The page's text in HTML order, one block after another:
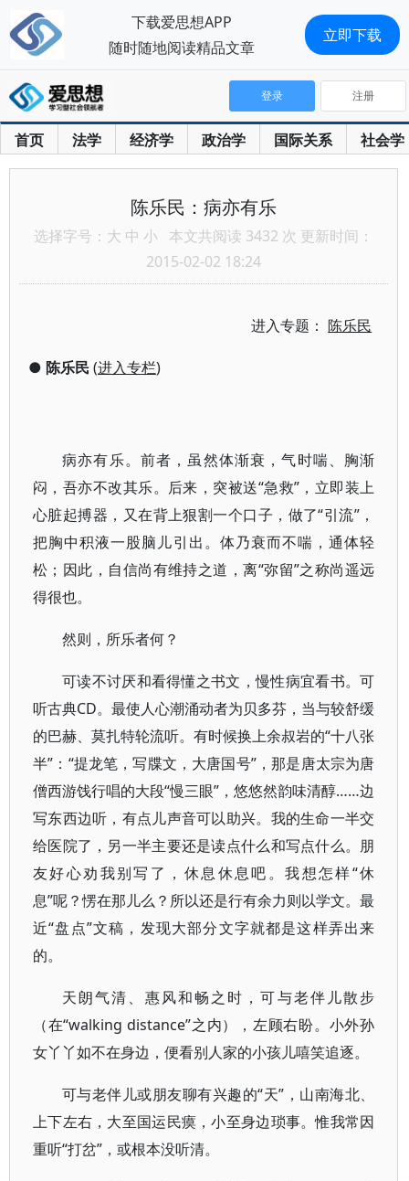
首页 法学 经济学 政治学 国际关系 社会学
登录 注册
陈乐民：病亦有乐
选择字号： 大 中 小 本文共阅读 3432 次 更新时间：
2015-02-02 18:24
进入专题：陈乐民
● 陈乐民(进入专栏)
病亦有乐。前者，虽然体渐衰，气时喘、胸渐
闷，吾亦不改其乐。后来，突被送“急救”，立即装上
心脏起搏器，又在背上狠割一个口子，做了“引流”，
把胸中积液一股脑儿引出。体乃衰而不喘，通体轻
松；因此，自信尚有维持之道，离“弥留”之称尚遥远
得很也。
然则，所乐者何？
可读不讨厌和看得懂之书文，慢性病宜看书。可
听古典CD。最使人心潮涌动者为贝多芬，当与较舒缓
的巴赫、莫扎特轮流听。有时候换上余叔岩的“十八张
半”：“提龙笔，写牒文，大唐国号”，那是唐太宗为唐
僧西游饯行唱的大段“慢三眼”，悠悠然韵味清醇……边
写东西边听，有点儿声音可以助兴。我的生命一半交
给医院了，另一半主要还是读点什么和写点什么。朋
友好心劝我别写了，休息休息吧。我想怎样“休
息”呢？愣在那儿么？所以还是行有余力则以学文。最
近“盘点”文稿，发现大部分文字就都是这样弄出来
的。
天朗气清、惠风和畅之时，可与老伴儿散步
（在“walking distance”之内），左顾右盼。小外孙
女丫丫如不在身边，便看别人家的小孩儿嘻笑追逐。
可与老伴儿或朋友聊有兴趣的“天”，山南海北、
上下左右，大至国运民瘼，小至身边琐事。惟我常因
重听“打岔”，或根本没听清。
下载爱思想APP
随时随地阅读精品文章
立即下载